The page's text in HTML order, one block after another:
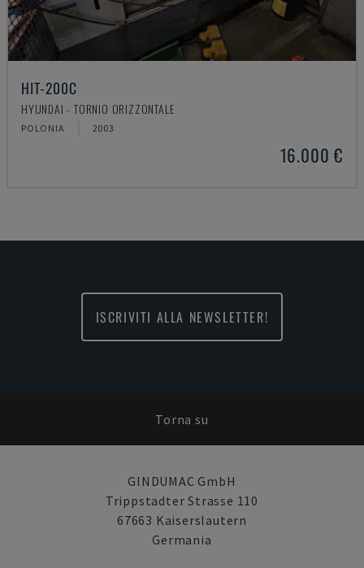
HIT-200C
HYUNDAI - TORNIO ORIZZONTALE
POLONIA 2003
16.000 €
ISCRIVITI ALLA NEWSLETTER!
Torna su
GINDUMAC GmbH
Trippstadter Strasse 110
67663 Kaiserslautern
Germania